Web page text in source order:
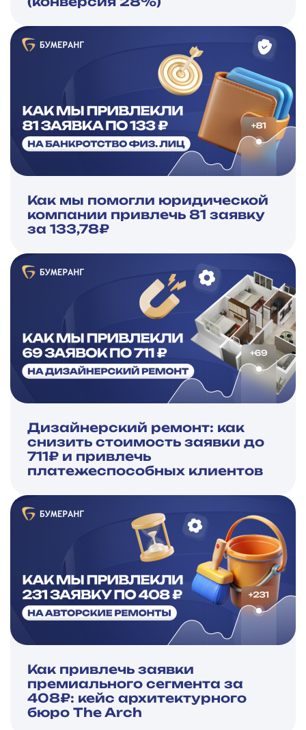
Как мы помогли юридической
компании привлечь 81 заявку
за 133,78₽
Дизайнерский ремонт: как
снизить стоимость заявки до
711₽ и привлечь
платежеспособных клиентов
Как привлечь заявки
премиального сегмента за
408₽: кейс архитектурного
бюро The Arch